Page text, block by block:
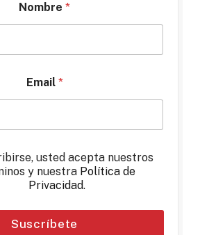
Nombre *
Email *
usted acepta nuestros
y nuestra Política de
Privacidad.
Suscríbete